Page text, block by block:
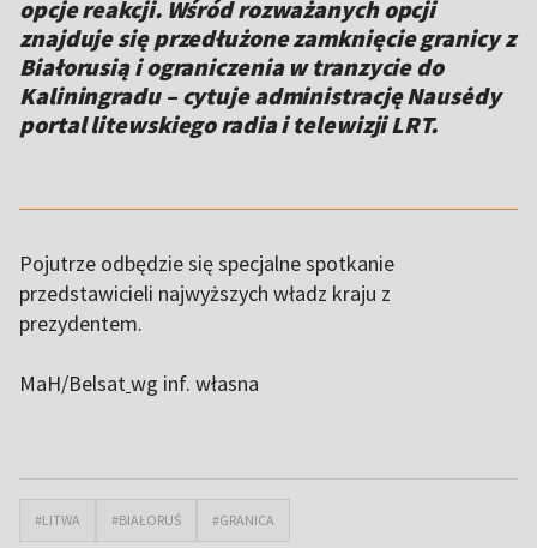
opcje reakcji. Wśród rozważanych opcji
znajduje się przedłużone zamknięcie granicy z
Białorusią i ograniczenia w tranzycie do
Kaliningradu – cytuje administrację Nausėdy
portal litewskiego radia i telewizji LRT.
Pojutrze odbędzie się specjalne spotkanie
przedstawicieli najwyższych władz kraju z
prezydentem.
MaH/Belsatwg inf. własna
#LITWA #BIAŁORUŚ #GRANICA